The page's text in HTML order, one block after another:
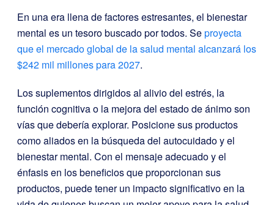
En una era llena de factores estresantes, el bienestar
mental es un tesoro buscado por todos. Seproyecta
que el mercado global de la salud mental alcanzará los
$242 mil millones para 2027.
Los suplementos dirigidos al alivio del estrés, la
función cognitiva o la mejora del estado de ánimo son
vías que debería explorar. Posicione sus productos
como aliados en la búsqueda del autocuidado y el
bienestar mental. Con el mensaje adecuado y el
énfasis en los beneficios que proporcionan sus
productos, puede tener un impacto significativo en la